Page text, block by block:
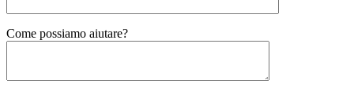
Gender
Come possiamo aiutare?